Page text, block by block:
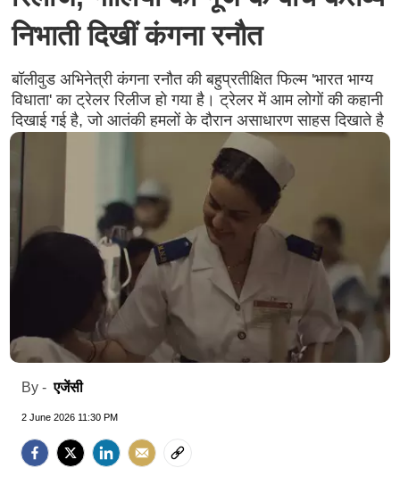
निभाती दिखीं कंगना रनौत
बॉलीवुड अभिनेत्री कंगना रनौत की बहुप्रतीक्षित फिल्म 'भारत भाग्य
विधाता' का ट्रेलर रिलीज हो गया है। ट्रेलर में आम लोगों की कहानी
दिखाई गई है, जो आतंकी हमलों के दौरान असाधारण साहस दिखाते है
By -एजेंसी
2 June 2026 11:30 PM